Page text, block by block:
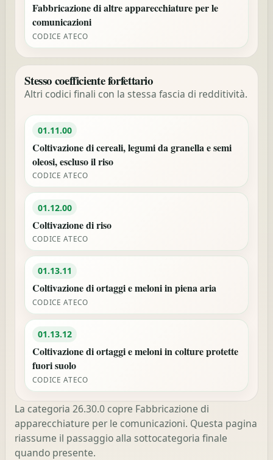
Fabbricazione di altre apparecchiature per le
comunicazioni
CODICE ATECO
Stesso coefficiente forfettario
Altri codici finali con la stessa fascia di redditività.
01.11.00
Coltivazione di cereali, legumi da granella e semi
oleosi, escluso il riso
CODICE ATECO
01.12.00
Coltivazione di riso
CODICE ATECO
01.13.11
Coltivazione di ortaggi e meloni in piena aria
CODICE ATECO
01.13.12
Coltivazione di ortaggi e meloni in colture protette
fuori suolo
CODICE ATECO
La categoria 26.30.0 copre Fabbricazione di
apparecchiature per le comunicazioni. Questa pagina
riassume il passaggio alla sottocategoria finale
quando presente.